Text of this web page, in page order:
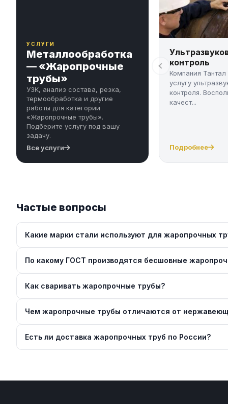
УСЛУГИ
Металлообработка
— «Жаропрочные
трубы»
УЗК, анализ состава, резка,
термообработка и другие
работы для категории
«Жаропрочные трубы».
Подберите услугу под вашу
задачу.
Все услуги
контроль
Компания
услугу
контроля.
качест...
Подробнее
Частые вопросы
Какие марки стали используют для жаропрочных
По какому ГОСТ производятся бесшовные
Как сваривать жаропрочные трубы?
Чем жаропрочные трубы отличаются от
Есть ли доставка жаропрочных труб по России?